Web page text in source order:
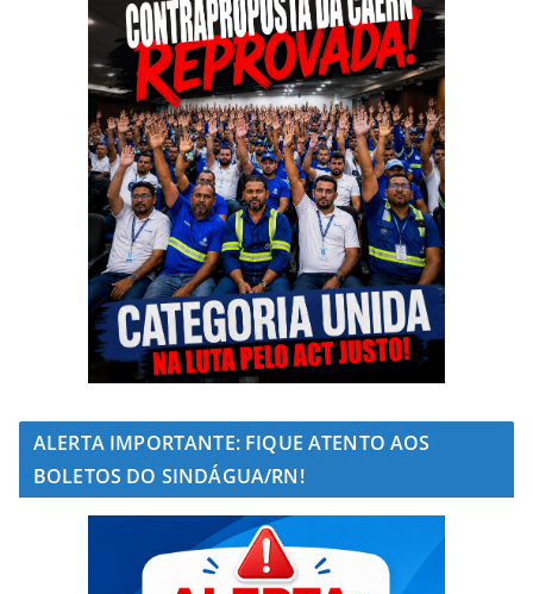
ALERTA IMPORTANTE: FIQUE ATENTO AOS
BOLETOS DO SINDÁGUA/RN!